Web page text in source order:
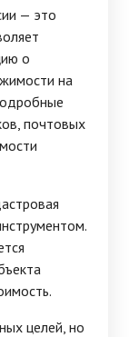
— это
о
на
почтовых
целей, но